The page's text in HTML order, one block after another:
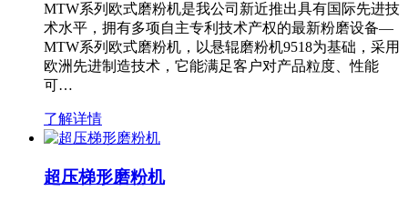
MTW系列欧式磨粉机是我公司新近推出具有国际先进技
术水平，拥有多项自主专利技术产权的最新粉磨设备—
MTW系列欧式磨粉机，以悬辊磨粉机9518为基础，采用
欧洲先进制造技术，它能满足客户对产品粒度、性能
可…
了解详情
超压梯形磨粉机